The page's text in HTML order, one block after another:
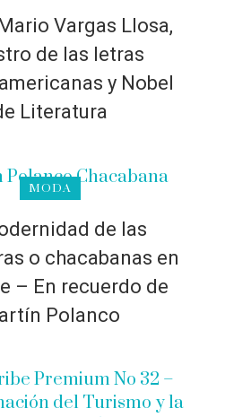
Vargas Llosa,
de las letras
y Nobel
Literatura
MODA
de las
o chacabanas en
– En recuerdo de
Polanco